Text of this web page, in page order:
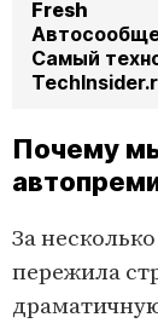
Fresh
Самый
Почему
За
пережила